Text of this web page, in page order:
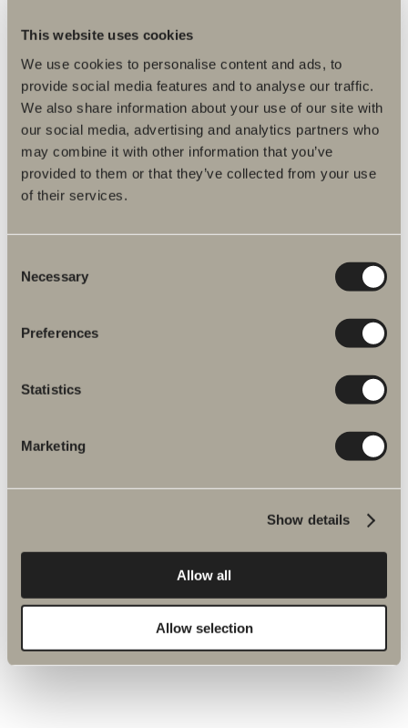
This website uses cookies
We use cookies to personalise content and ads, to
provide social media features and to analyse our traffic.
We also share information about your use of our site with
our social media, advertising and analytics partners who
may combine it with other information that you’ve
provided to them or that they’ve collected from your use
of their services.
Selection
Necessary
Preferences
Statistics
Marketing
Show details
Allow all
Allow selection
Koblingsmål, mål for fastgørelse og tekniske data
Monteringsvejledninger
DWG-filer
Artikelnummer
450 kr.
Afløb Easy
Inkl. slange.